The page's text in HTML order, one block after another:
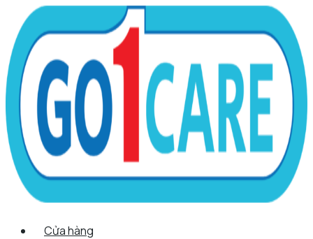
nội
dung
Menu
Cửa hàng
Quantity
Scroll
Up